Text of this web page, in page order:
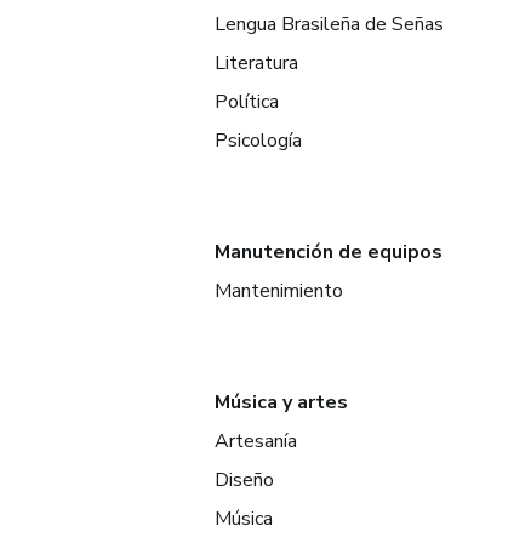
Lengua Brasileña de Señas
Literatura
Política
Psicología
Manutención de equipos
Mantenimiento
Música y artes
Artesanía
Diseño
Música